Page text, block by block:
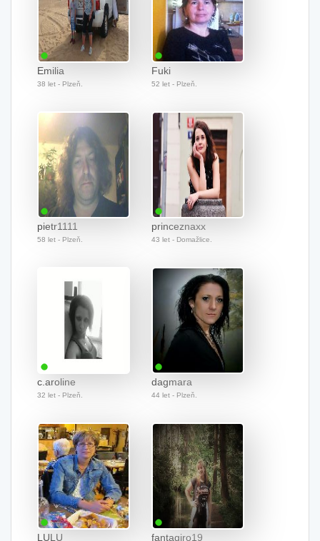
Emilia
38 let - Plzeň.
Fuki
52 let - Plzeň.
pietr1111
58 let - Plzeň.
princeznaxx
43 let - Domažlice.
c.aroline
32 let - Plzeň.
dagmara
44 let - Plzeň.
LULU fantagiro19